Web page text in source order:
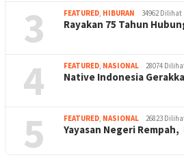
3 FEATURED, HIBURAN 34962 Dilihat
Rayakan 75 Tahun
4 FEATURED, NASIONAL 28074
Native Indonesia
5 FEATURED, NASIONAL 26823
Yayasan Negeri